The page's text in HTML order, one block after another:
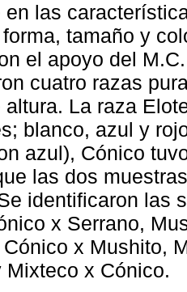
en las
tamaño y
el apoyo del
cuatro razas
altura. La raza
blanco, azul y
azul), Cónico
las dos
identificaron las
x Serrano,
x Mushito,
Mixteco x Cónico.